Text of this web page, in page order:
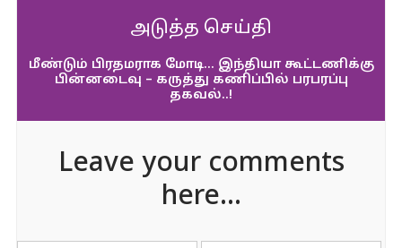
அடுத்த செய்தி
மீண்டும் பிரதமராக மோடி… இந்தியா கூட்டணிக்கு
பின்னடைவு – கருத்து கணிப்பில் பரபரப்பு
தகவல்..!
Leave your comments
here...